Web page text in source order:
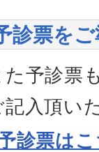
診票を
た予診票
記入頂い
診票は